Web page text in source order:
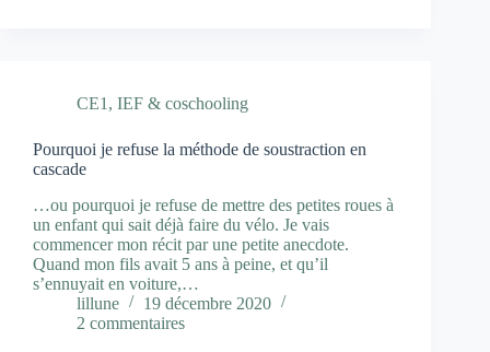
CE1 , IEF & coschooling
Pourquoi je refuse la méthode de soustraction en
cascade
…ou pourquoi je refuse de mettre des petites roues à
un enfant qui sait déjà faire du vélo. Je vais
commencer mon récit par une petite anecdote.
Quand mon fils avait 5 ans à peine, et qu’il
s’ennuyait en voiture,…
lillune
19 décembre 2020
2 commentaires